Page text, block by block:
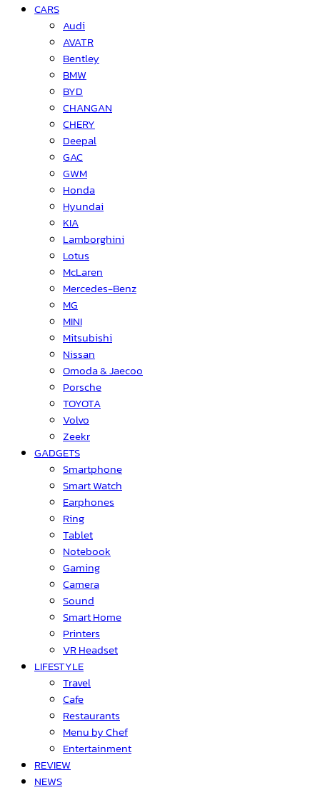
CARS
Audi
AVATR
Bentley
BMW
BYD
CHANGAN
CHERY
Deepal
GAC
GWM
Honda
Hyundai
KIA
Lamborghini
Lotus
McLaren
Mercedes-Benz
MG
MINI
Mitsubishi
Nissan
Omoda & Jaecoo
Porsche
TOYOTA
Volvo
Zeekr
GADGETS
Smartphone
Smart Watch
Earphones
Ring
Tablet
Notebook
Gaming
Camera
Sound
Smart Home
Printers
VR Headset
LIFESTYLE
Travel
Cafe
Restaurants
Menu by Chef
Entertainment
REVIEW
NEWS